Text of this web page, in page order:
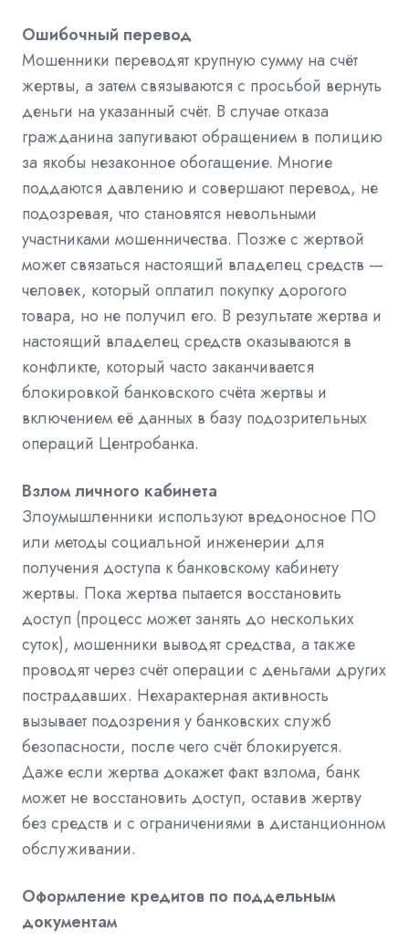
Ошибочный перевод
Мошенники переводят крупную сумму на счёт
жертвы, а затем связываются с просьбой вернуть
деньги на указанный счёт. В случае отказа
гражданина запугивают обращением в полицию
за якобы незаконное обогащение. Многие
поддаются давлению и совершают перевод, не
подозревая, что становятся невольными
участниками мошенничества. Позже с жертвой
может связаться настоящий владелец средств —
человек, который оплатил покупку дорогого
товара, но не получил его. В результате жертва и
настоящий владелец средств оказываются в
конфликте, который часто заканчивается
блокировкой банковского счёта жертвы и
включением её данных в базу подозрительных
операций Центробанка.
Взлом личного кабинета
Злоумышленники используют вредоносное ПО
или методы социальной инженерии для
получения доступа к банковскому кабинету
жертвы. Пока жертва пытается восстановить
доступ (процесс может занять до нескольких
суток), мошенники выводят средства, а также
проводят через счёт операции с деньгами других
пострадавших. Нехарактерная активность
вызывает подозрения у банковских служб
безопасности, после чего счёт блокируется.
Даже если жертва докажет факт взлома, банк
может не восстановить доступ, оставив жертву
без средств и с ограничениями в дистанционном
обслуживании.
Оформление кредитов по поддельным
документам